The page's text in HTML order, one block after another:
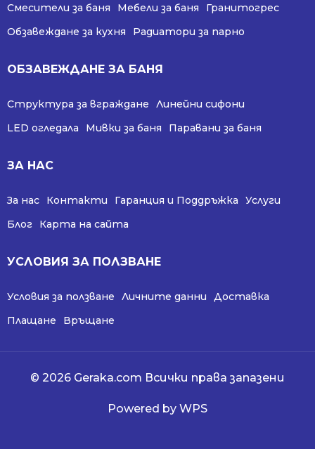
Смесители за баня Мебели за баня
Гранитогрес
Обзавеждане за кухня
Радиатори за парно
ОБЗАВЕЖДАНЕ ЗА БАНЯ
Структура за вграждане
Линейни сифони
LED огледала
Мивки за баня Паравани за баня
ЗА НАС
За нас Контакти Гаранция и Поддръжка
Услуги
Блог
Карта на сайта
УСЛОВИЯ ЗА ПОЛЗВАНЕ
Условия за ползване Личните данни
Доставка
Плащане
Връщане
© 2026 Geraka.com Всички права запазени
Powered by WPS